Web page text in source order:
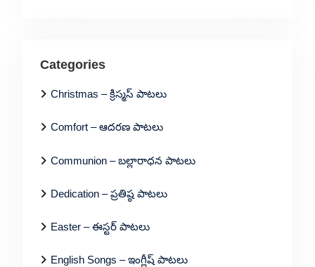
Categories
Christmas – క్రిస్మస్ పాటలు
Comfort – ఆదరణ పాటలు
Communion – బల్లారాధన పాటలు
Dedication – ప్రతిష్ఠ పాటలు
Easter – ఈస్టర్ పాటలు
English Songs – ఇంగ్లీష్ పాటలు